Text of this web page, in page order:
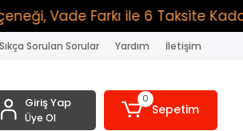
Farkı ile 6 Taksite Kadar
Sıkça Sorulan Sorular Yardım İletişim
Giriş Yap
Üye Ol
0
Sepetim